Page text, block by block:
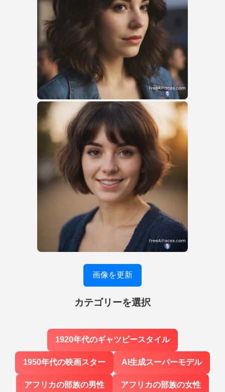
画像を更新
カテゴリーを選択
1920年代のギャツビースタイル
1950年代の映画スター AI生成スーパーモデル
アフリカの部族の男性 アフリカの部族の女性